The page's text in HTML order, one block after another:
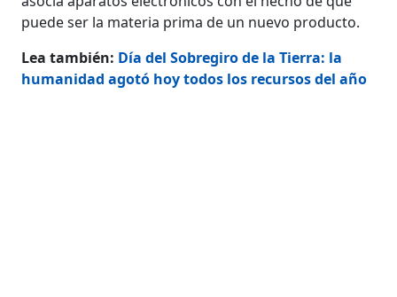
puede ser la materia prima de un nuevo producto.
Lea también: Día del Sobregiro de la Tierra: la
humanidad agotó hoy todos los recursos del año